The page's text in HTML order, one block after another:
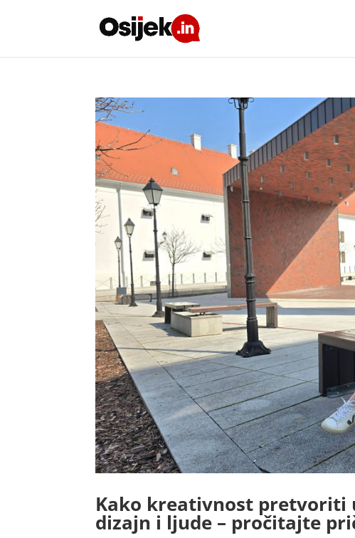
Kako kreativnost pretvoriti
dizajn i ljude – pročitajte